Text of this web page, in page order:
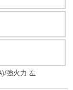
強火力:左